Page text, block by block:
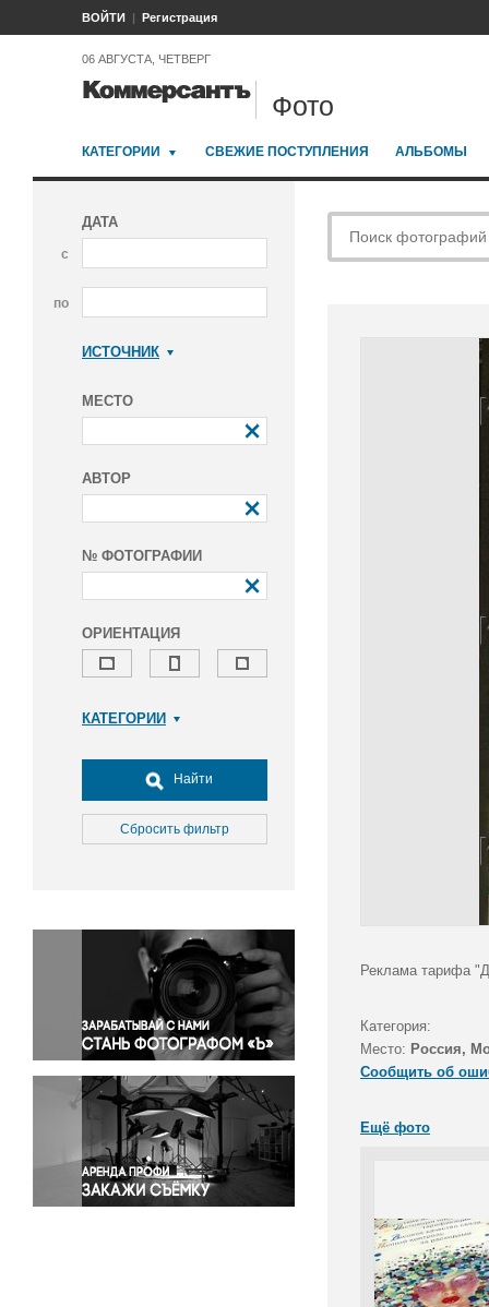
ВОЙТИ Регистрация
06 АВГУСТА, ЧЕТВЕРГ
Фото
КАТЕГОРИИ СВЕЖИЕ ПОСТУПЛЕНИЯ АЛЬБОМЫ
ДАТА
с
по
ИСТОЧНИК
МЕСТО
АВТОР
№ ФОТОГРАФИИ
ОРИЕНТАЦИЯ
КАТЕГОРИИ
Досуг, туризм и отдых
Культура
Медицина
Окружающая среда
Политика
Правосудие
Происшествия и конфликты
Религия
Светская жизнь
Спорт
Экология
Экономика и бизнес
Найти
Сбросить фильтр
Реклама тарифа
Категория:
Место: Россия,
Сообщить об
Ещё фото